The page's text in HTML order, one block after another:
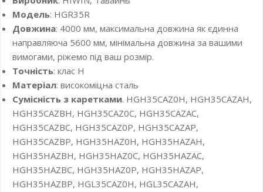
Модель: HGR35R
Довжина: 4000 мм, максимальна довжина як єдинна
направляюча 5600 мм, мінімальна довжина за вашими
вимогами, ріжемо під ваш розмір.
Точність: клас H
Матеріал: високоміцна сталь
Сумісність з каретками. HGH35CAZ0H, HGH35CAZAH,
HGH35CAZBH, HGH35CAZ0C, HGH35CAZAC,
HGH35CAZBC, HGH35CAZ0P, HGH35CAZAP,
HGH35CAZBP, HGH35HAZ0H, HGH35HAZAH,
HGH35HAZBH, HGH35HAZ0C, HGH35HAZAC,
HGH35HAZBC, HGH35HAZ0P, HGH35HAZAP,
HGH35HAZBP, HGL35CAZ0H, HGL35CAZAH,